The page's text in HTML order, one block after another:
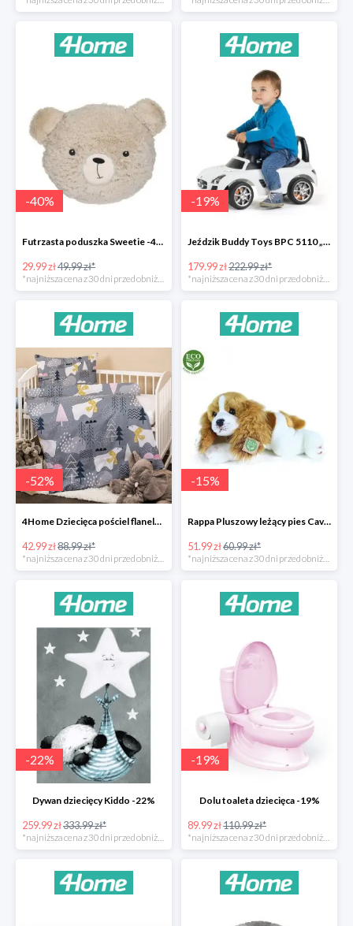
-40%
Futrzasta poduszka Sweetie -40%
29.99 zł49.99 zł*
*najniższa cena z 30 dni przed obniżką
-19%
Jeździk Buddy Toys BPC 5110 „Mercedes Benz SLS” -20%
179.99 zł222.99 zł*
*najniższa cena z 30 dni przed obniżką
-52%
4Home Dziecięca pościel flanelowa do łóżeczka Nordic Bear -52%
42.99 zł88.99 zł*
-15%
Rappa Pluszowy leżący pies Cavalier King Charles Spaniel -15%
51.99 zł60.99 zł*
-22%
Dywan dziecięcy Kiddo -22%
259.99 zł333.99 zł*
*najniższa cena z 30 dni przed obniżką
-19%
Dolu toaleta dziecięca -19%
89.99 zł110.99 zł*
*najniższa cena z 30 dni przed obniżką